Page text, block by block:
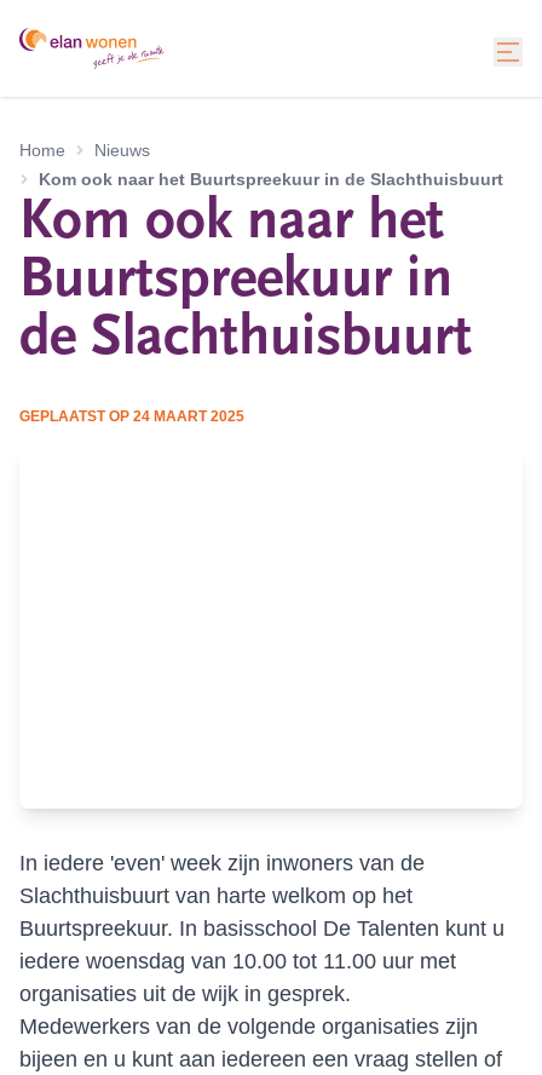
Home
Nieuws
Kom ook naar het Buurtspreekuur in de Slachthuisbuurt
Kom ook naar het
Buurtspreekuur in
de Slachthuisbuurt
GEPLAATST OP 24 MAART 2025
In iedere 'even' week zijn inwoners van de
Slachthuisbuurt van harte welkom op het
Buurtspreekuur. In basisschool De Talenten kunt u
iedere woensdag van 10.00 tot 11.00 uur met
organisaties uit de wijk in gesprek.
Medewerkers van de volgende organisaties zijn
bijeen en u kunt aan iedereen een vraag stellen of